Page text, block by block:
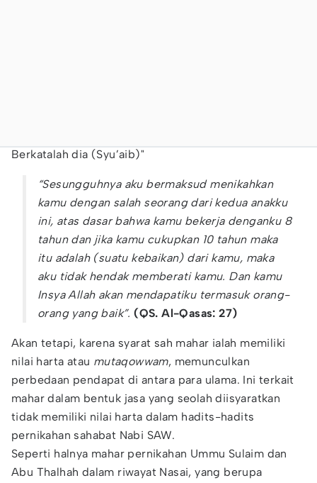
Berkatalah dia (Syu’aib)"
“Sesungguhnya aku bermaksud menikahkan
kamu dengan salah seorang dari kedua anakku
ini, atas dasar bahwa kamu bekerja denganku 8
tahun dan jika kamu cukupkan 10 tahun maka
itu adalah (suatu kebaikan) dari kamu, maka
aku tidak hendak memberati kamu. Dan kamu
Insya Allah akan mendapatiku termasuk orang-
orang yang baik”. (QS. Al-Qasas: 27)
Akan tetapi, karena syarat sah mahar ialah memiliki
nilai harta atau mutaqowwam, memunculkan
perbedaan pendapat di antara para ulama. Ini terkait
mahar dalam bentuk jasa yang seolah diisyaratkan
tidak memiliki nilai harta dalam hadits-hadits
pernikahan sahabat Nabi SAW.
Seperti halnya mahar pernikahan Ummu Sulaim dan
Abu Thalhah dalam riwayat Nasai, yang berupa